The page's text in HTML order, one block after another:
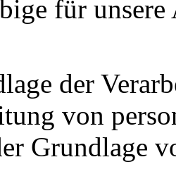
für
der
von
Grundlage